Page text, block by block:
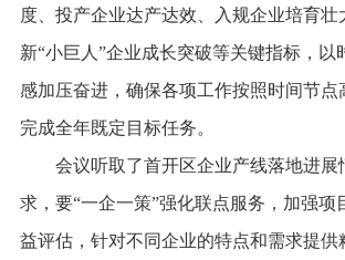
度、投产企业达产达效、入规企业培育壮
新“小巨人”企业成长突破等关键指标，以
感加压奋进，确保各项工作按照时间节点
完成全年既定目标任务。
会议听取了首开区企业产线落地进展
求，要“一企一策”强化联点服务，加强项
益评估，针对不同企业的特点和需求提供